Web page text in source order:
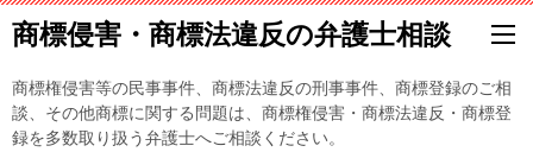
商標侵害・商標法違反の弁護士相談
商標権侵害等の民事事件、商標法違反の刑事事件、商標登録のご相
談、その他商標に関する問題は、商標権侵害・商標法違反・商標登
録を多数取り扱う弁護士へご相談ください。